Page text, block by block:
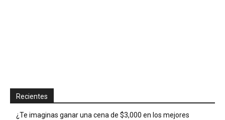
Recientes
¿Te imaginas ganar una cena de $3,000 en los mejores